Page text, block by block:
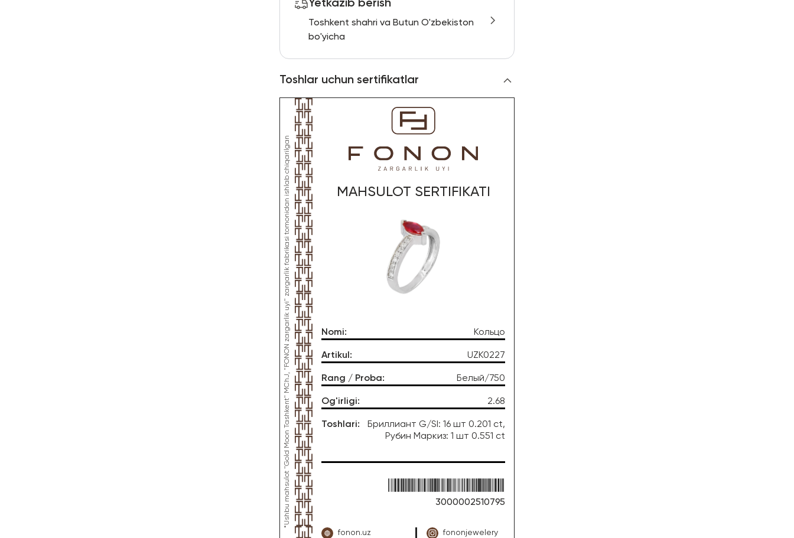
Yetkazib berish
Toshkent shahri va Butun O'zbekiston
bo'yicha
Toshlar uchun sertifikatlar
*Ushbu mahsulot "Gold Moon Tashkent" MChJ, "FONON zargarlik uyi" zargarlik fabrikasi tomonidan ishlab chiqarilgan MAHSULOT SERTIFIKATI
Nomi: Кольцо
Artikul: UZK0227
Rang / Proba: Белый/750
Og'irligi: 2.68
Toshlari:
Бриллиант G/SI: 16 шт 0.201 ct,
Рубин Маркиз: 1 шт 0.551 ct
3000002510795
fonon.uz
fononjewelery